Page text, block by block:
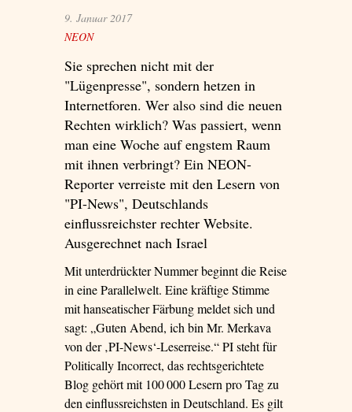
9. Januar 2017
NEON
Sie sprechen nicht mit der
"Lügenpresse", sondern hetzen in
Internetforen. Wer also sind die neuen
Rechten wirklich? Was passiert, wenn
man eine Woche auf engstem Raum
mit ihnen verbringt? Ein NEON-
Reporter verreiste mit den Lesern von
"PI-News", Deutschlands
einflussreichster rechter Website.
Ausgerechnet nach Israel
Mit unterdrückter Nummer beginnt die Reise
in eine Parallelwelt. Eine kräftige Stimme
mit hanseatischer Färbung meldet sich und
sagt: „Guten Abend, ich bin Mr. Merkava
von der ‚PI-News‘-Leserreise.“ PI steht für
Politically Incorrect, das rechtsgerichtete
Blog gehört mit 100 000 Lesern pro Tag zu
den einflussreichsten in Deutschland. Es gilt